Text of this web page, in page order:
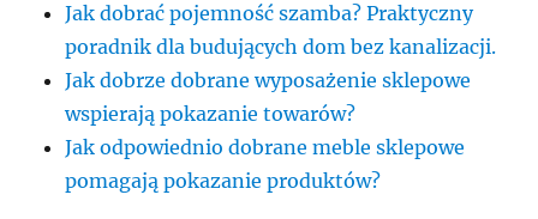
Jak dobrać pojemność szamba? Praktyczny
poradnik dla budujących dom bez kanalizacji.
Jak dobrze dobrane wyposażenie sklepowe
wspierają pokazanie towarów?
Jak odpowiednio dobrane meble sklepowe
pomagają pokazanie produktów?